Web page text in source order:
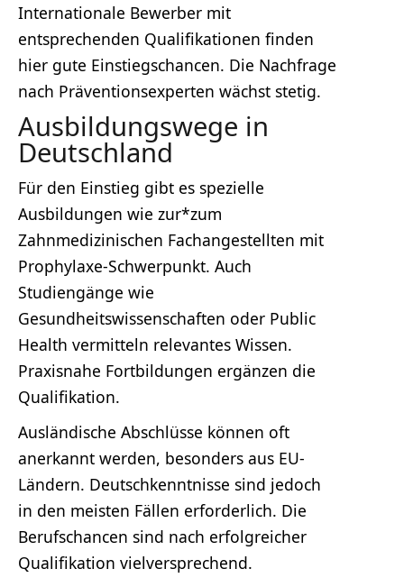
Internationale Bewerber mit
entsprechenden Qualifikationen finden
hier gute Einstiegschancen. Die Nachfrage
nach Präventionsexperten wächst stetig.
Ausbildungswege in
Deutschland
Für den Einstieg gibt es spezielle
Ausbildungen wie zur*zum
Zahnmedizinischen Fachangestellten mit
Prophylaxe-Schwerpunkt. Auch
Studiengänge wie
Gesundheitswissenschaften oder Public
Health vermitteln relevantes Wissen.
Praxisnahe Fortbildungen ergänzen die
Qualifikation.
Ausländische Abschlüsse können oft
anerkannt werden, besonders aus EU-
Ländern. Deutschkenntnisse sind jedoch
in den meisten Fällen erforderlich. Die
Berufschancen sind nach erfolgreicher
Qualifikation vielversprechend.